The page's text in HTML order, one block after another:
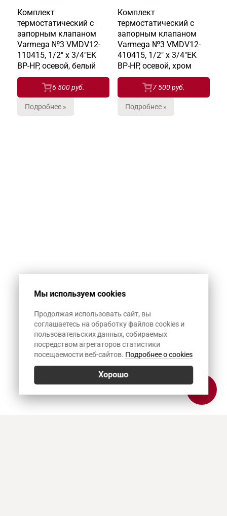
Комплект
термостатический с
запорным клапаном
Varmega №3 VMDV12-
110415, 1/2" x 3/4"EK
ВР-НР, осевой, белый
6 500 руб.
Подробнее »
Комплект
термостатический с
запорным клапаном
Varmega №3 VMDV12-
410415, 1/2" x 3/4"EK
ВР-НР, осевой, хром
7 500 руб.
Подробнее »
Мы используем cookies
Продолжая использовать сайт, вы
соглашаетесь на обработку файлов cookies и
пользовательских данных, собираемых
посредством агрегаторов статистики
посещаемости веб-сайтов. Подробнее о cookies
Хорошо